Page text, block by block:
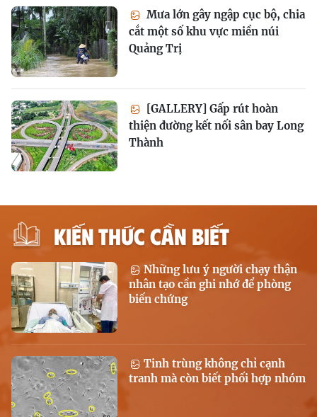
Mưa lớn gây ngập cục bộ, chia
cắt một số khu vực miền núi
Quảng Trị
[GALLERY] Gấp rút hoàn
thiện đường kết nối sân bay Long
Thành
KIẾN THỨC CẦN BIẾT
Những lưu ý người chạy thận
nhân tạo cần ghi nhớ để phòng
biến chứng
Tinh trùng không chỉ cạnh
tranh mà còn biết phối hợp nhóm